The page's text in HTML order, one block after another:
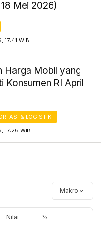
18 Mei 2026)
17:41 WIB
Harga Mobil yang
Konsumen RI April
& LOGISTIK
17:26 WIB
Makro
Nilai %